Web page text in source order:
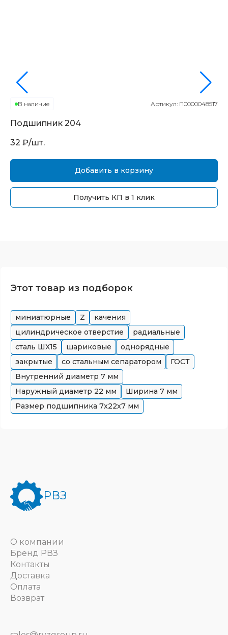
В наличие Артикул: П0000048517
Подшипник 204
32 ₽/шт.
Добавить в корзину
Получить КП в 1 клик
Этот товар из подборок
миниатюрные Z
качения
цилиндрическое отверстие
радиальные
сталь ШХ15
шариковые
однорядные
закрытые
со стальным сепаратором
ГОСТ
Внутренний диаметр 7 мм
Наружный диаметр 22 мм Ширина 7 мм
Размер подшипника 7x22x7 мм
РВЗ
О компании
Бренд РВЗ
Контакты
Доставка
Оплата
Возврат